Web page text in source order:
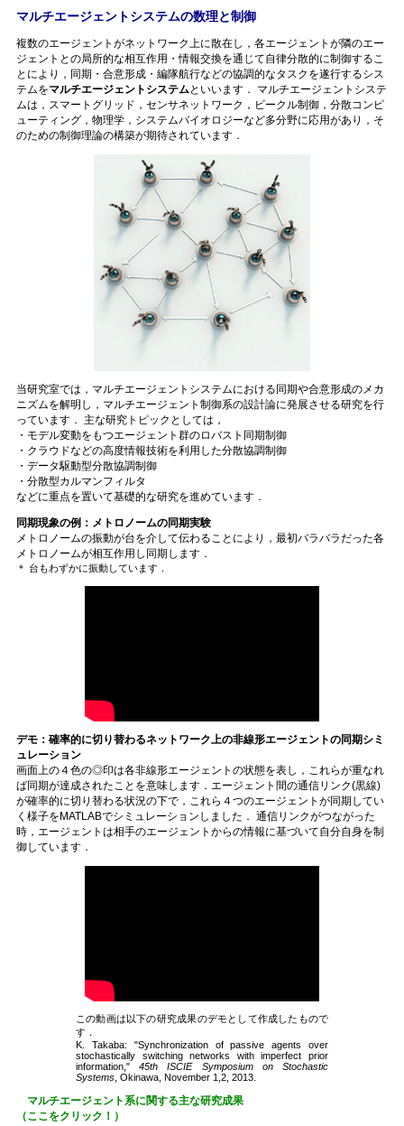
マルチエージェントシステムの数理と制御
複数のエージェントがネットワーク上に散在し，各エージェントが隣のエー
ジェントとの局所的な相互作用・情報交換を通じて自律分散的に制御するこ
とにより，同期・合意形成・編隊航行などの協調的なタスクを遂行するシス
テムをマルチエージェントシステム といいます． マルチエージェントシステ
ムは，スマートグリッド，センサネットワーク，ビークル制御，分散コンピ
ューティング，物理学，システムバイオロジーなど多分野に応用があり，そ
のための制御理論の構築が期待されています．
当研究室では，マルチエージェントシステムにおける同期や合意形成のメカ
ニズムを解明し，マルチエージェント制御系の設計論に発展させる研究を行
っています． 主な研究トピックとしては，
・モデル変動をもつエージェント群のロバスト同期制御
・クラウドなどの高度情報技術を利用した分散協調制御
・データ駆動型分散協調制御
・分散型カルマンフィルタ
などに重点を置いて基礎的な研究を進めています．
同期現象の例：メトロノームの同期実験
メトロノームの振動が台を介して伝わることにより，最初バラバラだった各
メトロノームが相互作用し同期します．
＊ 台もわずかに振動しています．
デモ：確率的に切り替わるネットワーク上の非線形エージェントの同期シミ
ュレーション
画面上の４色の◎印は各非線形エージェントの状態を表し，これらが重なれ
ば同期が達成されたことを意味します．エージェント間の通信リンク(黒線)
が確率的に切り替わる状況の下で，これら４つのエージェントが同期してい
く様子をMATLABでシミュレーションしました． 通信リンクがつながった
時，エージェントは相手のエージェントからの情報に基づいて自分自身を制
御しています．
この動画は以下の研究成果のデモとして作成したもので
す．
K. Takaba: "Synchronization of passive agents over
stochastically switching networks with imperfect prior
information,"45th ISCIE Symposium on Stochastic
Systems , Okinawa, November 1,2, 2013.
マルチエージェント系に関する主な研究成果
（ここをクリック！）